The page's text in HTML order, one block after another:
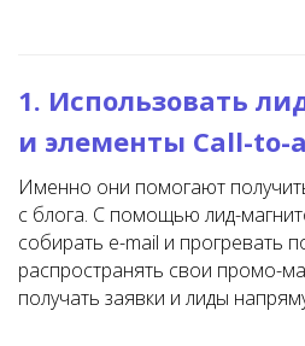
1. Использовать
и элементы Call-to-
Именно они помогают
с блога. С помощью лид-
собирать e-mail и прогревать
распространять свои промо-
получать заявки и лиды